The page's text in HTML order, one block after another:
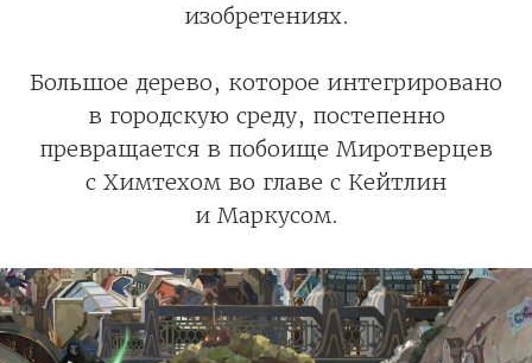
изобретениях.
Большое дерево, которое интегрировано
в городскую среду, постепенно
превращается в побоище Миротверцев
с Химтехом во главе с Кейтлин
и Маркусом.